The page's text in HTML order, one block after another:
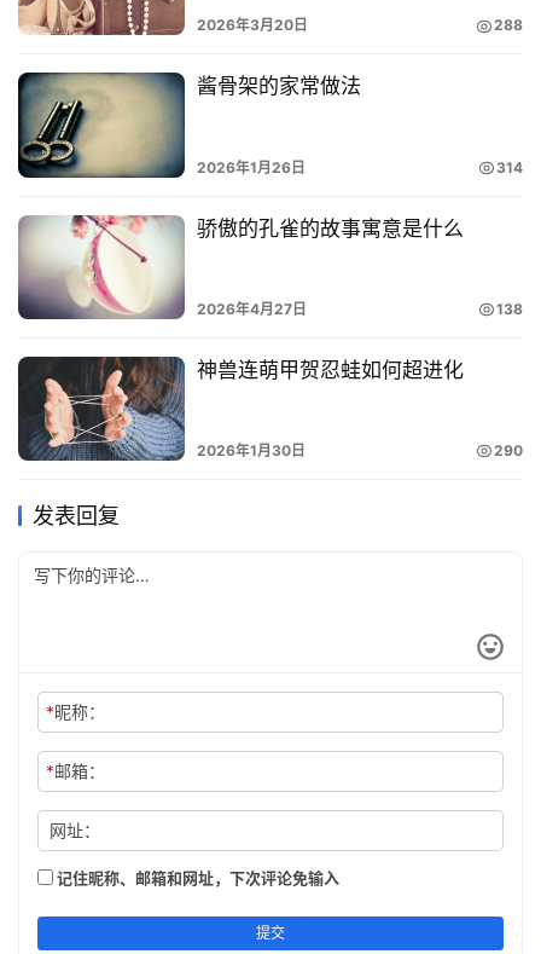
2026年3月20日 288
酱骨架的家常做法
2026年1月26日 314
骄傲的孔雀的故事寓意是什么
2026年4月27日 138
神兽连萌甲贺忍蛙如何超进化
2026年1月30日 290
发表回复
*昵称：
*邮箱：
网址：
记住昵称、邮箱和网址，下次评论免输入
提交